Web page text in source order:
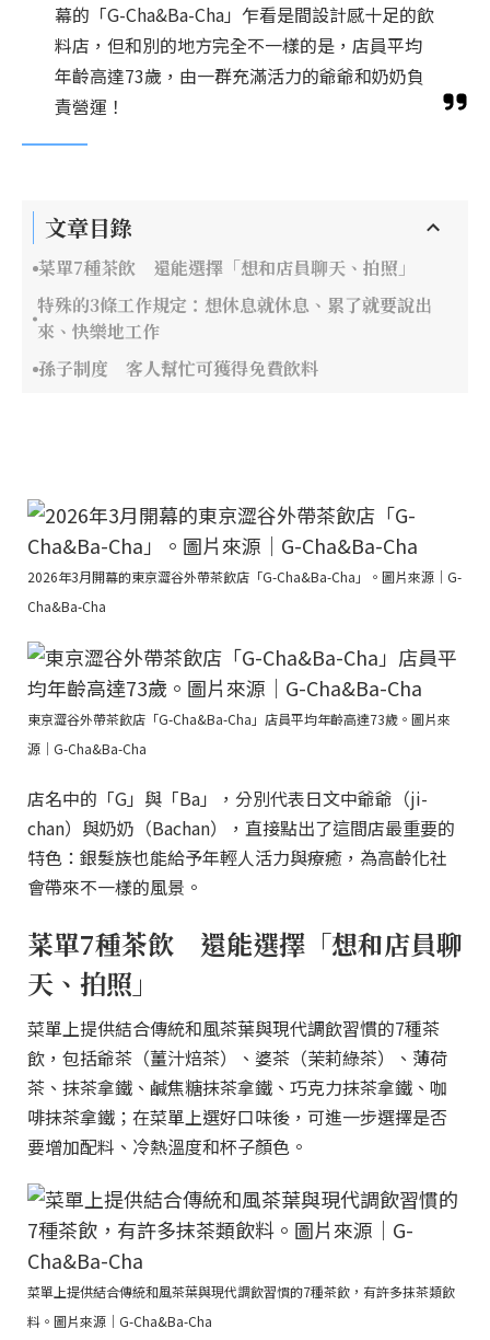
幕的「G-Cha&Ba-Cha」乍看是間設計感十足的飲
料店，但和別的地方完全不一樣的是，店員平均
年齡高達73歲，由一群充滿活力的爺爺和奶奶負
責營運！
文章目錄
菜單7種茶飲 還能選擇「想和店員聊天、拍照」
特殊的3條工作規定：想休息就休息、累了就要說出
來、快樂地工作
孫子制度 客人幫忙可獲得免費飲料
2026年3月開幕的東京澀谷外帶茶飲店「G-Cha&Ba-Cha」。圖片來源｜G-
Cha&Ba-Cha
東京澀谷外帶茶飲店「G-Cha&Ba-Cha」店員平均年齡高達73歲。圖片來
源｜G-Cha&Ba-Cha
店名中的「G」與「Ba」，分別代表日文中爺爺（ji-
chan）與奶奶（Bachan），直接點出了這間店最重要的
特色：銀髮族也能給予年輕人活力與療癒，為高齡化社
會帶來不一樣的風景。
菜單7種茶飲 還能選擇「想和店員聊
天、拍照」
菜單上提供結合傳統和風茶葉與現代調飲習慣的7種茶
飲，包括爺茶（薑汁焙茶）、婆茶（茉莉綠茶）、薄荷
茶、抹茶拿鐵、鹹焦糖抹茶拿鐵、巧克力抹茶拿鐵、咖
啡抹茶拿鐵；在菜單上選好口味後，可進一步選擇是否
要增加配料、冷熱溫度和杯子顏色。
菜單上提供結合傳統和風茶葉與現代調飲習慣的7種茶飲，有許多抹茶類飲
料。圖片來源｜G-Cha&Ba-Cha